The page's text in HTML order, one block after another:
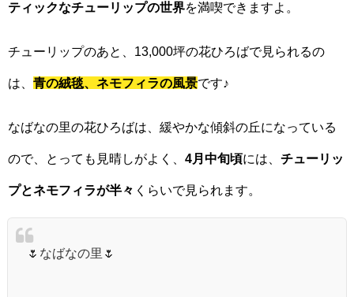
ティックなチューリップの世界を満喫できますよ。
チューリップのあと、13,000坪の花ひろばで見られるの
は、 青の絨毯、ネモフィラの風景です♪
なばなの里の花ひろばは、緩やかな傾斜の丘になっている
ので、とっても見晴しがよく、 4月中旬頃には、 チューリッ
プとネモフィラが半々 くらいで見られます。
🌷なばなの里🌷